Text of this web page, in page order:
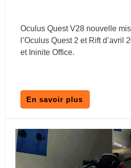
Oculus Quest V28 nouvelle
l’Oculus Quest 2 et Rift d’avril
et Ininite Office.
En savoir plus